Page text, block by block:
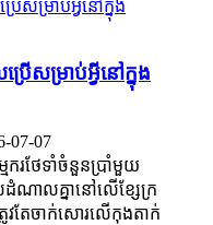
សម្រាប់​អ្វី​នៅ​ក្នុង
07-07
រថែទាំចំនួនប្រាំមួយ
ដំណាលគ្នានៅលើខ្សែក្រ
តែចាក់សោរលើកុងតាក់